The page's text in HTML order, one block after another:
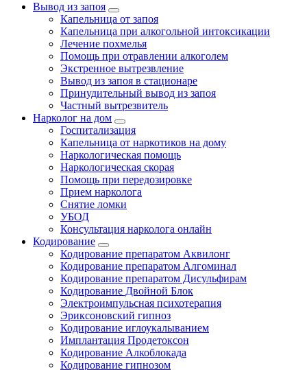
Вывод из запоя
Капельница от запоя
Капельница при алкогольной интоксикации
Лечение похмелья
Помощь при отравлении алкоголем
Экстренное вытрезвление
Вывод из запоя в стационаре
Принудительный вывод из запоя
Частный вытрезвитель
Нарколог на дом
Госпитализация
Капельница от наркотиков на дому
Наркологическая помощь
Наркологическая скорая
Помощь при передозировке
Прием нарколога
Снятие ломки
УБОД
Консультация нарколога онлайн
Кодирование
Кодирование препаратом Аквилонг
Кодирование препаратом Алгоминал
Кодирование препаратом Дисульфирам
Кодирование Двойной Блок
Электроимпульсная психотерапия
Эриксоновский гипноз
Кодирование иглоукалыванием
Имплантация Продетоксон
Кодирование Алкоблокада
Кодирование гипнозом